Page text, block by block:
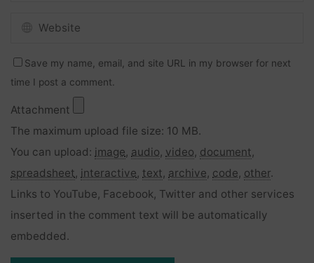
Save my name, email, and site URL in my browser for next
time I post a comment.
Attachment
The maximum upload file size: 10 MB.
You can upload: image, audio, video, document,
spreadsheet, interactive, text, archive, code, other.
Links to YouTube, Facebook, Twitter and other services
inserted in the comment text will be automatically
embedded.